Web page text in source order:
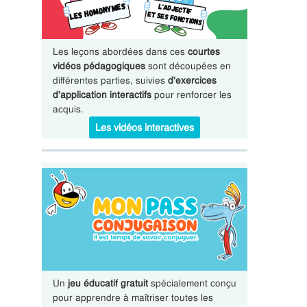
Les leçons abordées dans ces courtes
vidéos pédagogiquessont découpées en
différentes parties, suivies d'exercices
d'application interactifspour renforcer les
acquis.
Les vidéos interactives
Un jeu éducatif gratuitspécialement conçu
pour apprendre à maîtriser toutes les